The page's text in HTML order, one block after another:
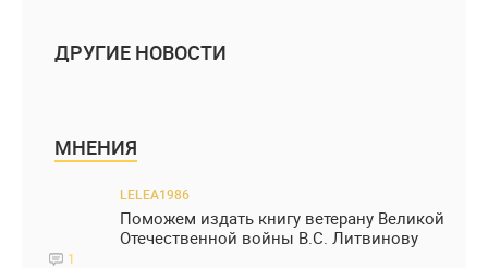
ДРУГИЕ НОВОСТИ
МНЕНИЯ
LELEA1986
Поможем издать книгу ветерану Великой
Отечественной войны В.С. Литвинову
1